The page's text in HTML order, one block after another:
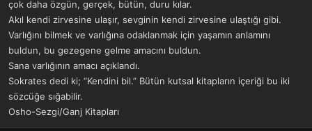
çok daha özgün, gerçek, bütün, duru kılar.
Akıl kendi zirvesine ulaşır, sevginin kendi zirvesine ulaştığı gibi.
Varlığını bilmek ve varlığına odaklanmak için yaşamın anlamını
buldun, bu gezegene gelme amacını buldun.
Sana varlığının amacı açıklandı.
Sokrates dedi ki; “Kendini bil.” Bütün kutsal kitapların içeriği bu iki
sözcüğe sığabilir.
Osho-Sezgi/Ganj Kitapları